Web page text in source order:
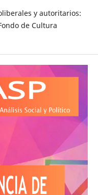
y autoritarios:
de Cultura